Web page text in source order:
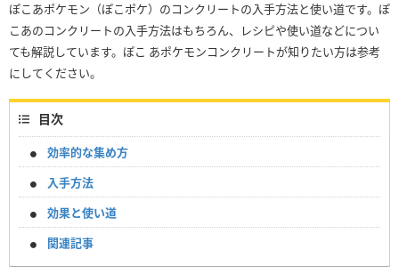
ぽこあポケモン（ぽこポケ）のコンクリートの入手方法と使い道です。ぽ
こあのコンクリートの入手方法はもちろん、レシピや使い道などについ
ても解説しています。ぽこ あポケモンコンクリートが知りたい方は参考
にしてください。
目次
効率的な集め方
入手方法
効果と使い道
関連記事